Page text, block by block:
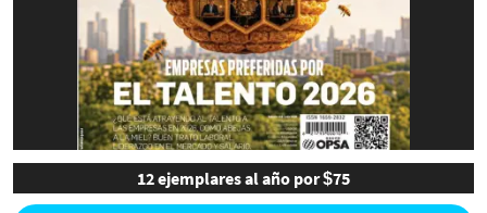
12 ejemplares al año por $75